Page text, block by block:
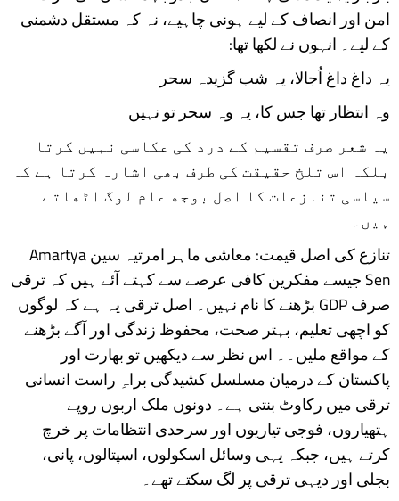
امن اور انصاف کے لیے ہونی چاہیے، نہ کہ مستقل دشمنی
کے لیے۔ انہوں نے لکھا تھا:
یہ داغ داغ اُجالا، یہ شب گزیدہ سحر
وہ انتظار تھا جس کا، یہ وہ سحر تو نہیں
یہ شعر صرف تقسیم کے درد کی عکاسی نہیں کرتا
بلکہ اس تلخ حقیقت کی طرف بھی اشارہ کرتا ہے کہ
سیاسی تنازعات کا اصل بوجھ عام لوگ اٹھاتے
ہیں۔
تنازع کی اصل قیمت: معاشی ماہر امرتیہ سین Amartya
Sen جیسے مفکرین کافی عرصے سے کہتے آئے ہیں کہ ترقی
صرف GDP بڑھنے کا نام نہیں۔ اصل ترقی یہ ہے کہ لوگوں
کو اچھی تعلیم، بہتر صحت، محفوظ زندگی اور آگے بڑھنے
کے مواقع ملیں۔۔ اس نظر سے دیکھیں تو بھارت اور
پاکستان کے درمیان مسلسل کشیدگی براہِ راست انسانی
ترقی میں رکاوٹ بنتی ہے۔ دونوں ملک اربوں روپے
ہتھیاروں، فوجی تیاریوں اور سرحدی انتظامات پر خرچ
کرتے ہیں، جبکہ یہی وسائل اسکولوں، اسپتالوں، پانی،
بجلی اور دیہی ترقی پر لگ سکتے تھے۔